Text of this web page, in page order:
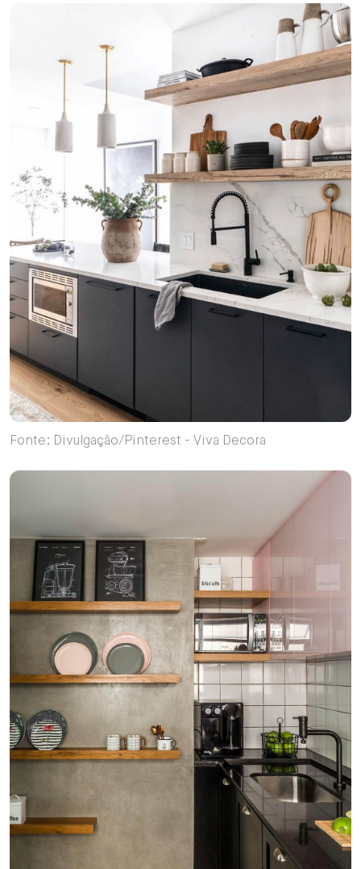
Fonte: Divulgação/Pinterest - Viva Decora